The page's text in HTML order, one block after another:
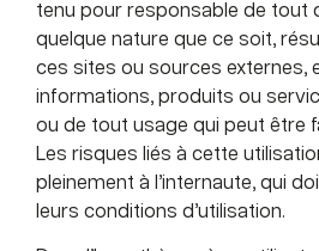
tenu pour responsable de tout
quelque nature que ce soit,
ces sites ou sources externes,
informations, produits ou
ou de tout usage qui peut être
Les risques liés à cette
pleinement à l’internaute, qui
leurs conditions d’utilisation.